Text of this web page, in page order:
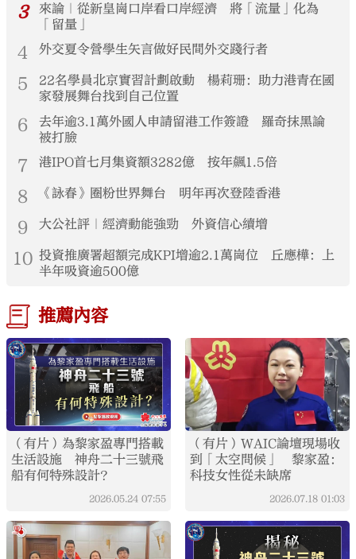
3
來論｜從新皇崗口岸看口岸經濟 將「流量」化為
「留量」
4 外交夏令營學生矢言做好民間外交踐行者
5
22名學員北京實習計劃啟動 楊莉珊：助力港青在國
家發展舞台找到自己位置
6
去年逾3.1萬外國人申請留港工作簽證 羅奇抹黑論
被打臉
7 港IPO首七月集資額3282億 按年飆1.5倍
8 《詠春》圈粉世界舞台 明年再次登陸香港
9 大公社評｜經濟動能強勁 外資信心續增
10 投資推廣署超額完成KPI增逾2.1萬崗位 丘應樺：上
半年吸資逾500億
推薦內容
（有片）為黎家盈專門搭載
生活設施 神舟二十三號飛
船有何特殊設計？
2026.05.24 07:55
（有片）WAIC論壇現場收
到「太空問候」 黎家盈：
科技女性從未缺席
2026.07.18 01:03